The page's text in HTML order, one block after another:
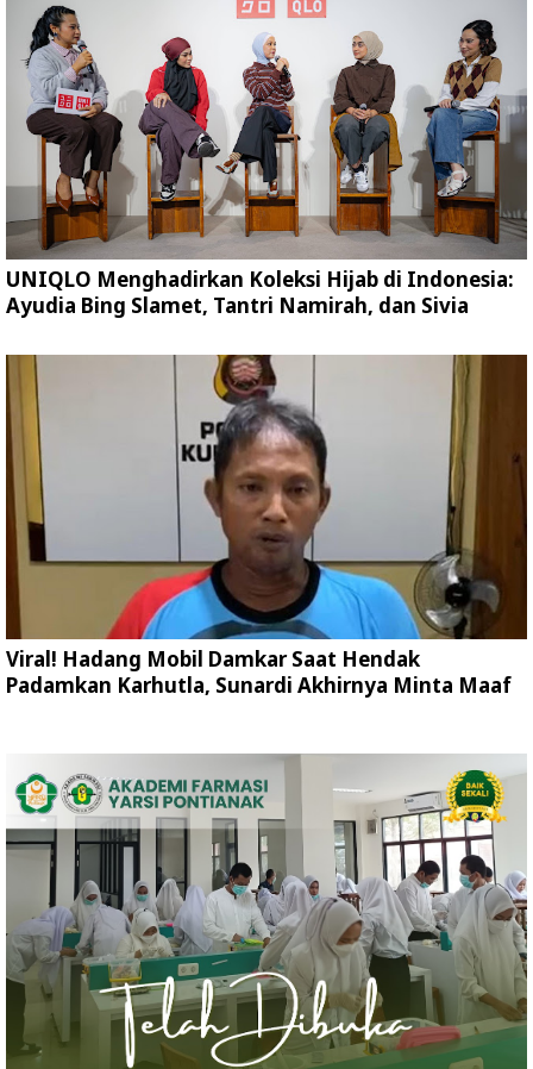
UNIQLO Menghadirkan Koleksi Hijab di Indonesia:
Ayudia Bing Slamet, Tantri Namirah, dan Sivia
Viral! Hadang Mobil Damkar Saat Hendak
Padamkan Karhutla, Sunardi Akhirnya Minta Maaf